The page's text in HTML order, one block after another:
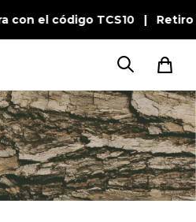
con el código TCS10 |